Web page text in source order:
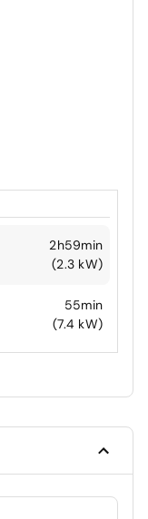
2h59min
(2.3 kW)
55min
(7.4 kW)